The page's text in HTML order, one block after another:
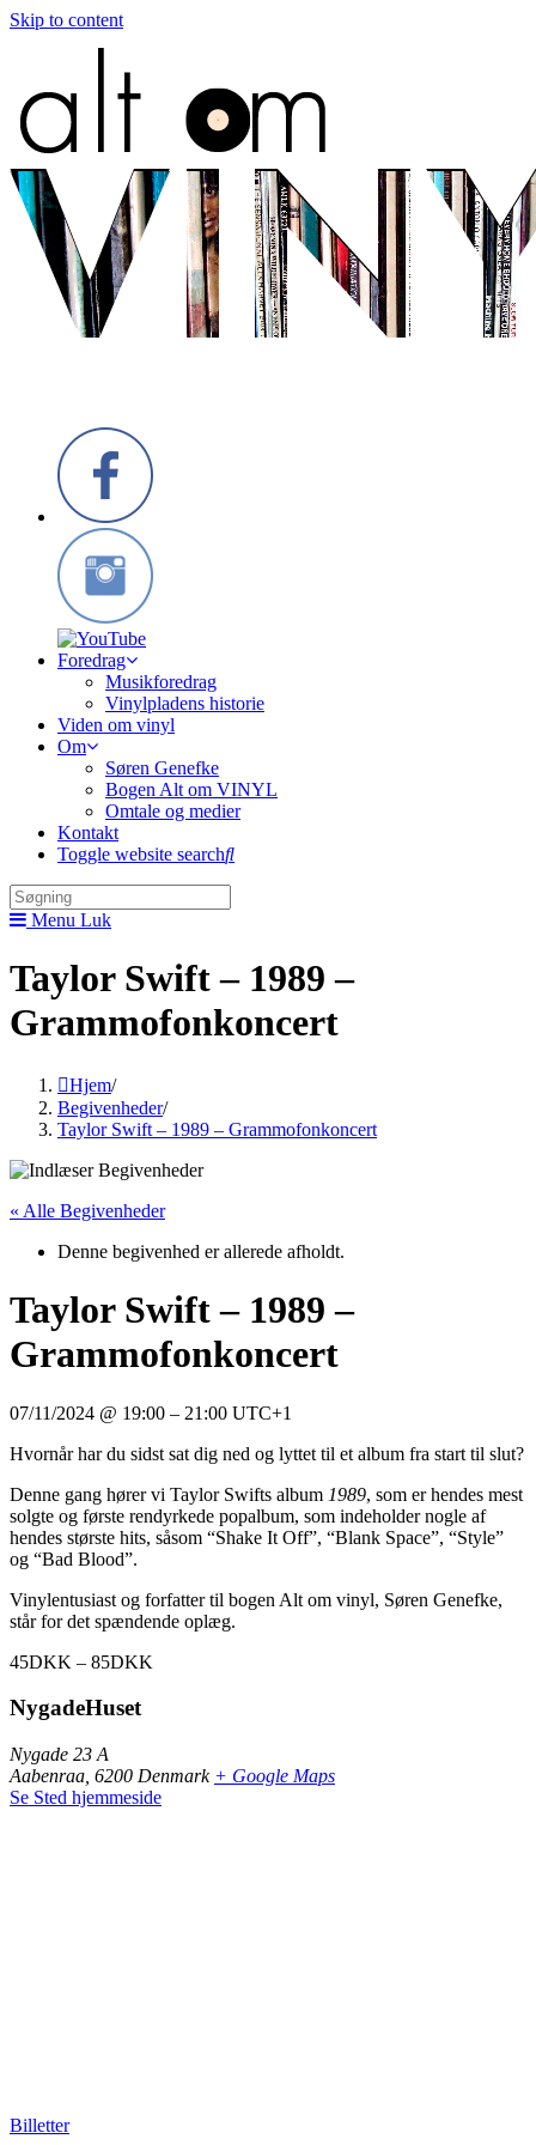
Skip to content
Foredrag
Musikforedrag
Vinylpladens historie
Viden om vinyl
Om
Søren Genefke
Bogen Alt om VINYL
Omtale og medier
Kontakt
Toggle website search
Menu Luk
Taylor Swift – 1989 –
Grammofonkoncert
Hjem/
Begivenheder/
Taylor Swift – 1989 – Grammofonkoncert
« Alle Begivenheder
Denne begivenhed er allerede afholdt.
Taylor Swift – 1989 –
Grammofonkoncert
07/11/2024 @ 19:00 – 21:00 UTC+1
Hvornår har du sidst sat dig ned og lyttet til et album fra start til slut?
Denne gang hører vi Taylor Swifts album 1989, som er hendes mest
solgte og første rendyrkede popalbum, som indeholder nogle af
hendes største hits, såsom “Shake It Off”, “Blank Space”, “Style”
og “Bad Blood”.
Vinylentusiast og forfatter til bogen Alt om vinyl, Søren Genefke,
står for det spændende oplæg.
45DKK – 85DKK
NygadeHuset
Nygade 23 A
Aabenraa 6200 Denmark + Google Maps
Se Sted hjemmeside
Billetter